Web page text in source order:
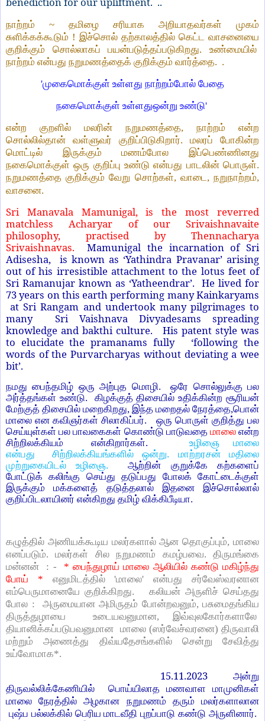
நாற்றம் ~ தமிழை சரியாக அறியாதவர்கள் முகம்
சுளிக்கக்கூடும் ! இச்சொல் தற்காலத்தில் கெட்ட வாசனையை
குறிக்கும் சொல்லாகப் பயன்படுத்தப்படுகிறது. உண்மையில்
நாற்றம் என்பது நறுமணத்தைக் குறிக்கும் வார்த்தை. .
'முகைமொக்குள் உள்ளது நாற்றம்போல் பேதை
நகைமொக்குள் உள்ளதுஒன்று உண்டு'
என்ற குறளில் மலரின் நறுமணத்தை, நாற்றம் என்ற
சொல்லில்தான் வள்ளுவர் குறிப்பிடுகிறார். மலரப் போகின்ற
மொட்டில் இருக்கும் மணம்போல இப்பெண்ணினது
நகைமொக்குள் ஒரு குறிப்பு உண்டு என்பது பாடலின் பொருள்.
நறுமணத்தை குறிக்கும் வேறு சொற்கள், வாடை, நறுநாற்றம்,
வாசனை.
Sri Manavala Mamunigal, is the most reverred
matchless Acharyar of our Srivaishnavaite
philosophy, practised by Thennacharya
Srivaishnavas.Mamunigal the incarnation of Sri
Adisesha, is known as ‘Yathindra Pravanar’ arising
out of his irresistible attachment to the lotus feet of
Sri Ramanujar known as ‘Yatheendrar’. He lived for
73 years on this earth performing many Kainkaryams
at Sri Rangam and undertook many pilgrimages to
many Sri Vaishnava Divyadesams spreading
knowledge and bakthi culture. His patent style was
to elucidate the pramanams fully ‘following the
words of the Purvarcharyas without deviating a wee
bit’.
நமது பைந்தமிழ் ஒரு அற்புத மொழி.
ஒரே சொல்லுக்கு பல
அர்த்தங்கள் உண்டு.
கிழக்குத் திசையில் உதிக்கின்ற சூரியன்
மேற்குத் திசையில் மறைகிறது, இந்த மறைதல் நேரத்தை,பொன்
மாலை என கவிஞர்கள் சிலாகிப்பர்.
ஒரு பொருள் குறித்து பல
செய்யுள்கள் பல பாவகைகள் கொண்டு பாடுவதை மாலை என்ற
சிற்றிலக்கியம்
என்கிறார்கள்.
உழிஞை மாலை
என்பது
சிற்றிலக்கியங்களில் ஒன்று. மாற்றரசன் மதிலை
முற்றுகையிடல் உழிஞை.
ஆற்றின் குறுக்கே கற்களைப்
போட்டுக் கலிங்கு செய்து தடுப்பது போலக் கோட்டைக்குள்
இருக்கும் மக்களைத் தடுத்தலால் இதனை இச்சொல்லால்
குறிப்பிடலாயினர் என்கிறது தமிழ் விக்கிபீடியா.
கழுத்தில் அணியக்கூடிய மலர்களால் ஆன தொகுப்பும், மாலை
எனப்படும். மலர்கள் சில நறுமணம் கமழ்பவை. திருமங்கை
மன்னன் : - * பைந்துழாய் மாலை ஆலியில் கண்டு மகிழ்ந்து
போய் * எனுமிடத்தில் 'மாலை' என்பது சர்வேஸ்வரனான
எம்பெருமானையே குறிக்கிறது. கலியன் அருளிச் செய்தது
போல : அருமையான அமிருதம் போன்றவனும், பசுமைதங்கிய
திருத்துழாயை உடையவனுமான, இவ்வுலகோர்களாலே
தியானிக்கப்படுபவனுமான மாலை (ஸர்வேச்வரனை) திருவாலி
மற்றும் அணைத்து திவ்யதேசங்களில் சென்று சேவித்து
உய்வோமாக*.
15.11.2023
அன்று
திருவல்லிக்கேணியில்
பொய்யிலாத மணவாள மாமுனிகள்
மாலை நேரத்தில் அழகான நறுமணம் தரும் மலர்களாலான
புஷ்ப பல்லக்கில் பெரிய மாடவீதி புறப்பாடு கண்டு அருளினார்.